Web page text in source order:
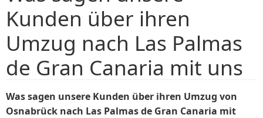
Kunden über ihren
Umzug nach Las Palmas
de Gran Canaria mit uns
Was sagen unsere Kunden über ihren Umzug von
Osnabrück nach Las Palmas de Gran Canaria mit